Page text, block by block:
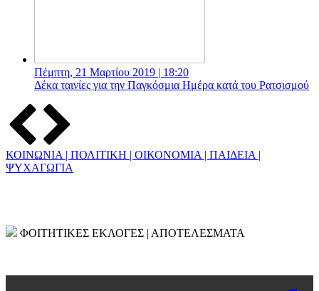
Πέμπτη, 21 Μαρτίου 2019 | 18:20
Δέκα ταινίες για την Παγκόσμια Ημέρα κατά του Ρατσισμού
ΚΟΙΝΩΝΙΑ | ΠΟΛΙΤΙΚΗ | ΟΙΚΟΝΟΜΙΑ | ΠΑΙΔΕΙΑ |
ΨΥΧΑΓΩΓΙΑ
ΦΟΙΤΗΤΙΚΕΣ ΕΚΛΟΓΕΣ | ΑΠΟΤΕΛΕΣΜΑΤΑ